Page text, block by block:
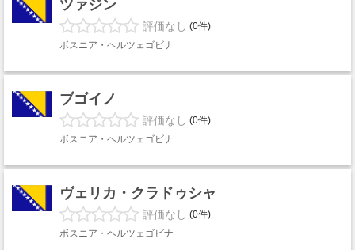
ツァジン
評価なし (0件)
ボスニア・ヘルツェゴビナ
ブゴイノ
評価なし (0件)
ボスニア・ヘルツェゴビナ
ヴェリカ・クラドゥシャ
評価なし (0件)
ボスニア・ヘルツェゴビナ